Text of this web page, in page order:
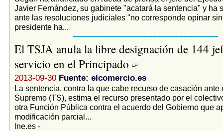
Javier Fernández, su gabinete "acatará la sentencia" y ha
ante las resoluciones judiciales "no corresponde opinar
presidente ha...
El TSJA anula la libre designación de 144
servicio en el Principado
2013-09-30 Fuente: elcomercio.es
La sentencia, contra la que cabe recurso de casación ante
Supremo (TS), estima el recurso presentado por el
otra Función Pública contra el acuerdo del Gobierno que
modificación parcial...
lne.es -